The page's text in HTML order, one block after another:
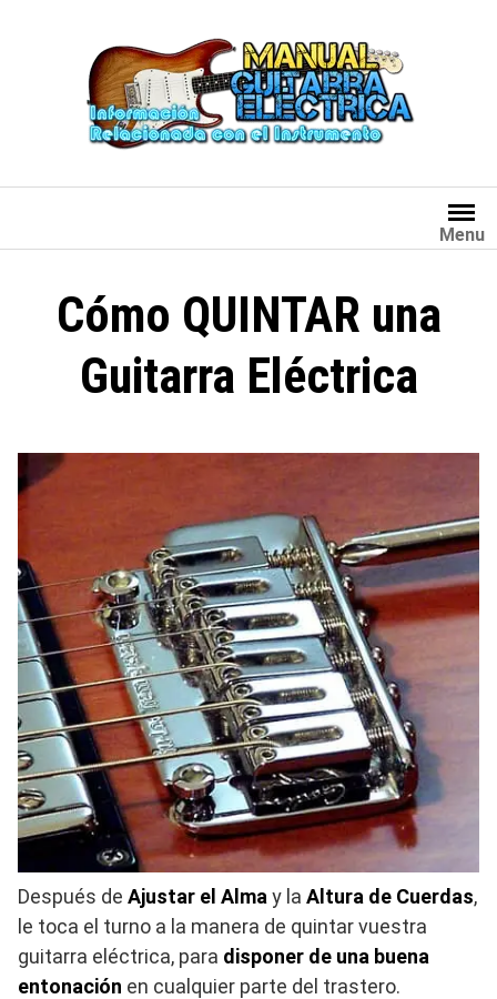
Menu
Cómo QUINTAR una
Guitarra Eléctrica
Después de Ajustar el Alma y la Altura de Cuerdas,
le toca el turno a la manera de quintar vuestra
guitarra eléctrica, para disponer de una buena
entonación en cualquier parte del trastero.